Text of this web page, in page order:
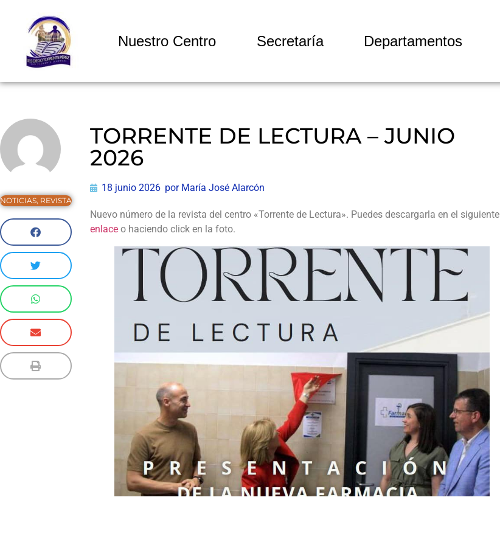
Nuestro Centro Secretaría Departamentos
NOTICIAS, REVISTA
TORRENTE DE LECTURA – JUNIO
2026
18 junio 2026 porMaría José Alarcón
Nuevo número de la revista del centro «Torrente de Lectura». Puedes descargarla en el siguiente
enlaceo haciendo click en la foto.